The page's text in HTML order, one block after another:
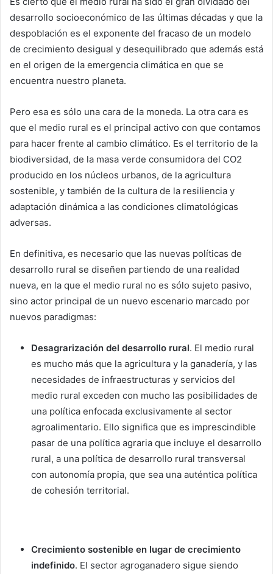
desarrollo socioeconómico de las últimas décadas y que la
despoblación es el exponente del fracaso de un modelo
de crecimiento desigual y desequilibrado que además está
en el origen de la emergencia climática en que se
encuentra nuestro planeta.
Pero esa es sólo una cara de la moneda. La otra cara es
que el medio rural es el principal activo con que contamos
para hacer frente al cambio climático. Es el territorio de la
biodiversidad, de la masa verde consumidora del CO2
producido en los núcleos urbanos, de la agricultura
sostenible, y también de la cultura de la resiliencia y
adaptación dinámica a las condiciones climatológicas
adversas.
En definitiva, es necesario que las nuevas políticas de
desarrollo rural se diseñen partiendo de una realidad
nueva, en la que el medio rural no es sólo sujeto pasivo,
sino actor principal de un nuevo escenario marcado por
nuevos paradigmas:
Desagrarización del desarrollo rural. El medio rural
es mucho más que la agricultura y la ganadería, y las
necesidades de infraestructuras y servicios del
medio rural exceden con mucho las posibilidades de
una política enfocada exclusivamente al sector
agroalimentario. Ello significa que es imprescindible
pasar de una política agraria que incluye el desarrollo
rural, a una política de desarrollo rural transversal
con autonomía propia, que sea una auténtica política
de cohesión territorial.
Crecimiento sostenible en lugar de crecimiento
indefinido. El sector agroganadero sigue siendo